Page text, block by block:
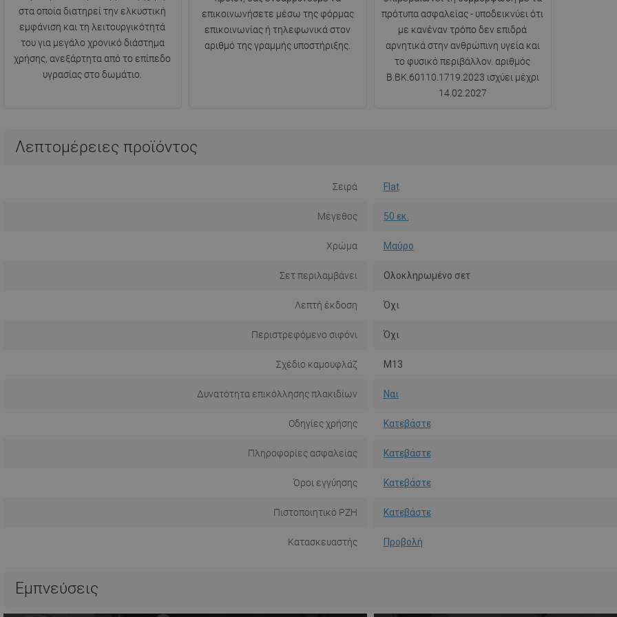
στα οποία διατηρεί την ελκυστική
εμφάνιση και τη λειτουργικότητά
του για μεγάλο χρονικό διάστημα
χρήσης, ανεξάρτητα από το επίπεδο
υγρασίας στο δωμάτιο.
επικοινωνήσετε μέσω της φόρμας
επικοινωνίας ή τηλεφωνικά στον
αριθμό της γραμμής υποστήριξης.
πρότυπα ασφαλείας - υποδεικνύει ότι
με κανέναν τρόπο δεν επιδρά
αρνητικά στην ανθρώπινη υγεία και
το φυσικό περιβάλλον. αριθμός
B.BK.60110.1719.2023 ισχύει μέχρι
14.02.2027
Λεπτομέρειες προϊόντος
Σειρά Flat
Μέγεθος 50 εκ.
Χρώμα Μαύρο
Σετ περιλαμβάνει Ολοκληρωμένο σετ
Λεπτή έκδοση Όχι
Περιστρεφόμενο σιφόνι Όχι
Σχέδιο καμουφλάζ M13
Δυνατότητα επικόλλησης πλακιδίων Ναι
Οδηγίες χρήσης Κατεβάστε
Πληροφορίες ασφαλείας Κατεβάστε
Όροι εγγύησης Κατεβάστε
Πιστοποιητικό PZH Κατεβάστε
Κατασκευαστής Προβολή
Εμπνεύσεις